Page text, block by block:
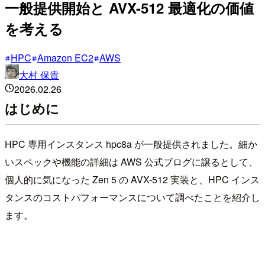
一般提供開始と AVX-512 最適化の価値
を考える
HPC Amazon EC2 AWS
大村 保貴
2026.02.26
はじめに
HPC 専用インスタンス hpc8a が一般提供されました。細か
いスペックや機能の詳細は AWS 公式ブログに譲るとして、
個人的に気になった Zen 5 の AVX-512 実装と、HPC インス
タンスのコストパフォーマンスについて調べたことを紹介し
ます。